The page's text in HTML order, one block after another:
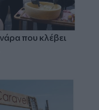
που κλέβει